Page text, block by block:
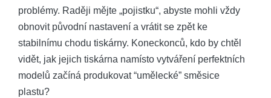
problémy. Raději mějte „pojistku“, abyste mohli vždy
obnovit původní nastavení a vrátit se zpět ke
stabilnímu chodu tiskárny. Koneckonců, kdo by chtěl
vidět, jak jejich tiskárna namísto vytváření perfektních
modelů začíná produkovat “umělecké” směsice
plastu?